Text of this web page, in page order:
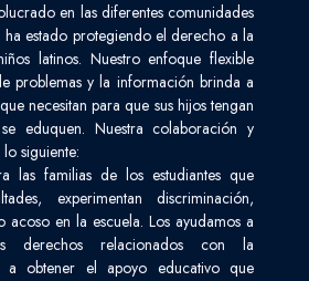
en las diferentes comunidades
ha estado protegiendo el derecho a la
latinos. Nuestro enfoque flexible
problemas y la información brinda a
necesitan para que sus hijos tengan
eduquen. Nuestra colaboración y
siguiente:
las familias de los estudiantes que
experimentan discriminación,
acoso en la escuela. Los ayudamos a
derechos relacionados con la
a obtener el apoyo educativo que